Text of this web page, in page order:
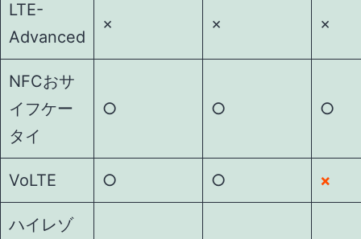
LTE-
Advanced
× × ×
NFCおサ
イフケー
タイ
○ ○ ○
VoLTE ○ ○ ×
ハイレゾ